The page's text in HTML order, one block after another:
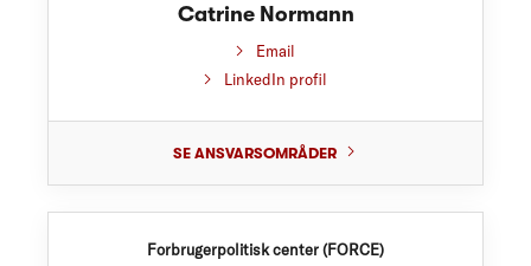
Catrine Normann
Email
LinkedIn profil
SE ANSVARSOMRÅDER
Forbrugerpolitisk center (FORCE)